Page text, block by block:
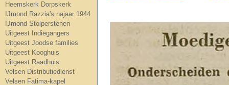
Heemskerk Dorpskerk
IJmond Razzia's najaar 1944
IJmond Stolperstenen
Uitgeest Indiëgangers
Uitgeest Joodse families
Uitgeest Kooghuis
Uitgeest Raadhuis
Velsen Distributiedienst
Velsen Fatima-kapel